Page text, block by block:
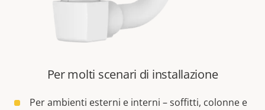
Per molti scenari di installazione
Per ambienti esterni e interni – soffitti, colonne e